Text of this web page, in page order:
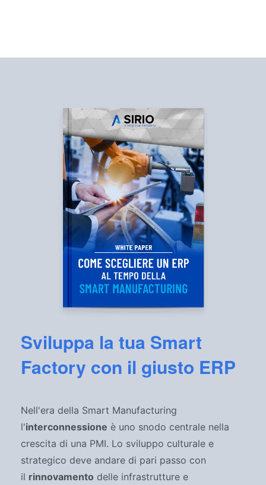
Sviluppa la tua Smart
Factory con il giusto ERP
Nell'era della Smart Manufacturing
l'interconnessione è uno snodo centrale nella
crescita di una PMI. Lo sviluppo culturale e
strategico deve andare di pari passo con
il rinnovamento delle infrastrutture e